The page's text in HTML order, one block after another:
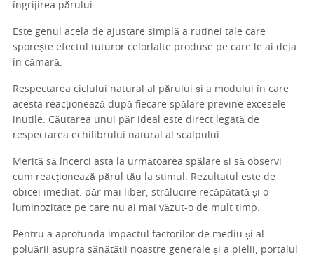
îngrijirea părului.
Este genul acela de ajustare simplă a rutinei tale care
sporește efectul tuturor celorlalte produse pe care le ai deja
în cămară.
Respectarea ciclului natural al părului și a modului în care
acesta reacționează după fiecare spălare previne excesele
inutile. Căutarea unui păr ideal este direct legată de
respectarea echilibrului natural al scalpului.
Merită să încerci asta la următoarea spălare și să observi
cum reacționează părul tău la stimul. Rezultatul este de
obicei imediat: păr mai liber, strălucire recăpătată și o
luminozitate pe care nu ai mai văzut-o de mult timp.
Pentru a aprofunda impactul factorilor de mediu și al
poluării asupra sănătății noastre generale și a pielii, portalul